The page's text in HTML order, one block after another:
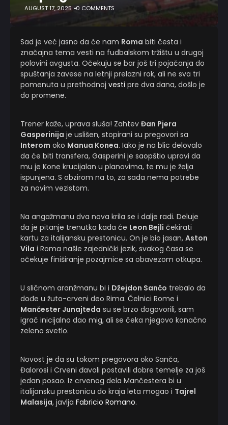
AUGUST 17, 2025 0 COMMENTS
Sad je već jasno da će nam Roma biti česta i
značajna tema vesti na fudbalskom tržištu u drugoj
polovini avgusta. Očekuju se bar još tri pojačanja do
spuštanja zavese na letnji prelazni rok, ali ne sva tri
pomenuta u prethodnoj vesti pre dva dana, došlo je
do promene.
Trener kaže, uprava sluša! Zahtev Đan Pjera
Gasperinija je uslišen, stopirani su pregovori sa
Interom oko Manua Konea. Iako je na blic delovalo
da će biti transfera, Gasperini je saopštio upravi da
mu je Kone krucijalan u planovima, te mu je želja
ispunjena. S obzirom na to, za sada nema potrebe
za novim vezistom.
Na angažmanu dva nova krila se i dalje radi. Deluje
da je pitanje trenutka kada će Leon Bejli čekirati
kartu za italijansku prestonicu. On je bio jasan, Aston
Vila i Roma našle zajednički jezik, svakog časa se
očekuje finiširanje pozajmice sa obavezom otkupa.
U sličnom aranžmanu bi i Džejdon Sančo trebalo da
dođe u žuto-crveni deo Rima. Čelnici Rome i
Mančester Junajteda su se brzo dogovorili, sam
igrač inicijalno dao mig, ali se čeka njegovo konačno
zeleno svetlo.
Novost je da su tokom pregovora oko Sanča,
Đalorosi i Crveni đavoli postavili dobre temelje za još
jedan posao. Iz crvenog dela Mančestera bi u
italijansku prestonicu do kraja leta mogao i Tajrel
Malasija, javlja Fabricio Romano.